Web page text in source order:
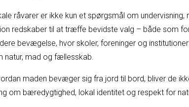
råvarer er ikke kun et spørgsmål om undervisning,
redskaber til at træffe bevidste valg – både som
bevægelse, hvor skoler, foreninger og
natur, mad og fællesskab.
maden bevæger sig fra jord til bord, bliver de
om bæredygtighed, lokal identitet og respekt for